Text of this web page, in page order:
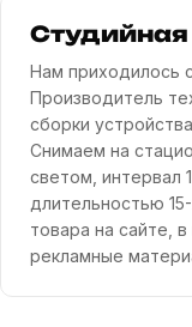
Нам приходилось
Производитель
сборки
Снимаем на
светом, интервал
длительностью
товара на сайте,
рекламные